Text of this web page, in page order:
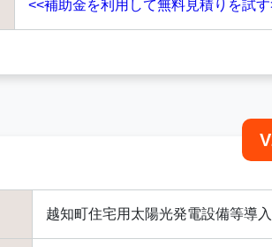
<<補助金を利用して無料見積りを試
越知町住宅用太陽光発電設備等導